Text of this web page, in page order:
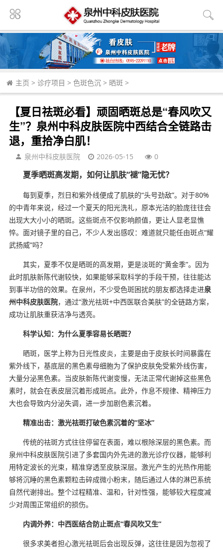
主页 > 诊疗项目 > 色斑色沉 > 晒斑 >
【夏日祛斑必看】顽固晒斑总是“春风吹又
生”？泉州中科皮肤医院中西结合全链路击
退，重拾净白肌！
泉州中科皮肤医院 2026-05-15 0
夏季晒斑高发期，如何让肌肤“褪”隐无忧？
每到夏季，烈日和紫外线便成了肌肤的“头号劲敌”。对于80%
的中青年来说，经过一个夏天的阳光洗礼，原本光洁的脸庞往往会
出现大大小小的晒斑。这些斑点不仅影响颜值，更让人显老显憔
悴。面对镜子里的自己，不少人发出感叹：难道就只能任由斑点“耀
武扬威”吗？
其实，夏季不仅是晒斑的高发期，更是淡斑的“黄金季”。因为
此时肌肤新陈代谢较快，如果能够采取科学的手段干预，往往能达
到事半功倍的效果。在泉州，不少受色斑困扰的朋友都选择走进泉
州中科皮肤医院，通过“激光祛斑+中西医联合美肤”的全链路方案，
成功让肌肤重获洁净与透亮。
科学认知：为什么夏季容易长晒斑？
晒斑，医学上称为日光性皮炎，主要是由于皮肤长时间暴露在
紫外线下，基底层的黑色素母细胞为了保护皮肤免受紫外线伤害，
大量分泌黑色素。当皮肤新陈代谢变慢，无法正常代谢掉这些黑色
素时，就会在表皮层沉着形成斑点。此外，作息不规律、精神压力
大也会导致内分泌失调，进一步加剧色素沉着。
精准出击：激光祛斑打破色素沉着的“坚冰”
传统的祛斑方式往往停留在表面，难以根除深层的黑色素。而
泉州中科皮肤医院引进了多套国内外先进的激光诊疗仪器，能够利
用特定波长的光束，精准穿透至皮肤深层。激光产生的光热作用能
够将沉睡的黑色素颗粒击碎成微小粉末，随后通过人体的淋巴系统
自然代谢排出。整个过程精准、温和，针对性强，能够较大程度减
少对周围正常组织的损伤。
内调外养：中西医结合防止斑点“春风吹又生”
很多求美者担心激光祛斑后会出现反弹，这往往是因为忽视了